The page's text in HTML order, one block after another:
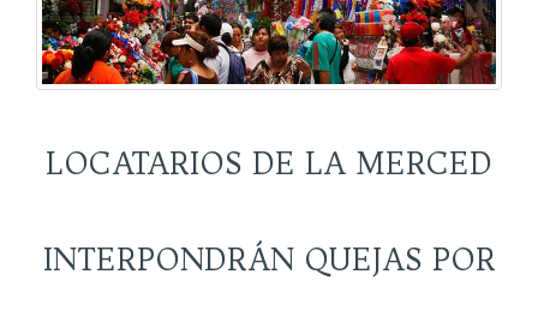
LOCATARIOS DE LA MERCED
INTERPONDRÁN QUEJAS POR